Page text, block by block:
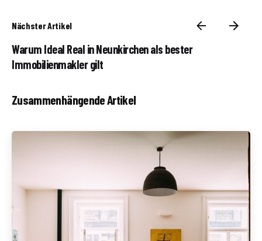
Nächster Artikel
Warum Ideal Real in Neunkirchen als bester
Immobilienmakler gilt
Zusammenhängende Artikel